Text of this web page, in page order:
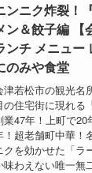
ンニク炸裂！
ン＆餃子編 【
ンチ メニュー
のみや食堂
津若松市の観光名
の住宅街に現れる
業47年！上町で
！超老舗町中華！
クを効かせた「ラ
味わえない唯一無